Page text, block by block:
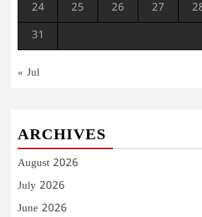
24 25 26 27
31
« Jul
ARCHIVES
August 2026
July 2026
June 2026